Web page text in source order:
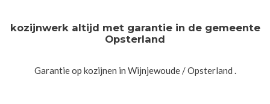
kozijnwerk altijd met garantie in de gemeente
Opsterland
Garantie op kozijnen in Wijnjewoude / Opsterland .